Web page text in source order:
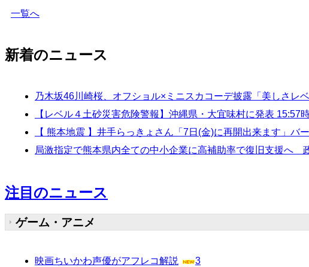
一覧へ
新着のニュース
乃木坂46川崎桜、オフショル×ミニスカコーデ披露「美しさレ
【レベル４土砂災害危険警報】沖縄県・大宜味村に発表 15:57
【 熊本地震 】井手らっきょさん「7日(金)に再開出来ます」バ
局激指定で熊本県内全ての中小企業に高補助率で復旧支援へ
注目のニュース
ゲーム・アニメ
映画ちいかわ声優がアフレコ解説
3